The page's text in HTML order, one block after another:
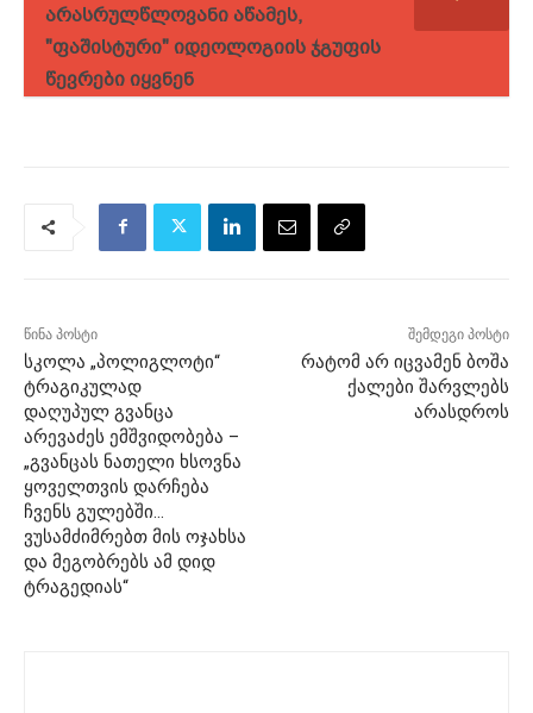
არასრულწლოვანი აწამეს,
"ფაშისტური" იდეოლოგიის ჯგუფის
წევრები იყვნენ
წინა პოსტი
სკოლა „პოლიგლოტი“
ტრაგიკულად
დაღუპულ გვანცა
არევაძეს ემშვიდობება –
„გვანცას ნათელი ხსოვნა
ყოველთვის დარჩება
ჩვენს გულებში…
ვუსამძიმრებთ მის ოჯახსა
და მეგობრებს ამ დიდ
ტრაგედიას“
შემდეგი პოსტი
რატომ არ იცვამენ ბოშა
ქალები შარვლებს
არასდროს